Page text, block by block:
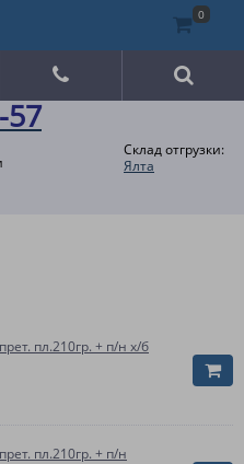
57
Склад отгрузки:
Ялта
пл.210гр. + п/н х/б
пл.210гр. + п/н
0